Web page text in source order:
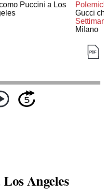
Puccini a Los
Gucci
Milano
Angeles